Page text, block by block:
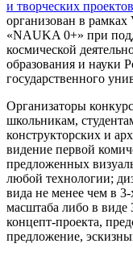
и творческих
организован в
«NAUKA 0+» при
космической
образования и науки
государственного
Организаторы
школьникам,
конструкторских и
видение первой
предложенных
любой технологии;
вида не менее чем в
масштаба либо в
концепт-проекта,
предложение,